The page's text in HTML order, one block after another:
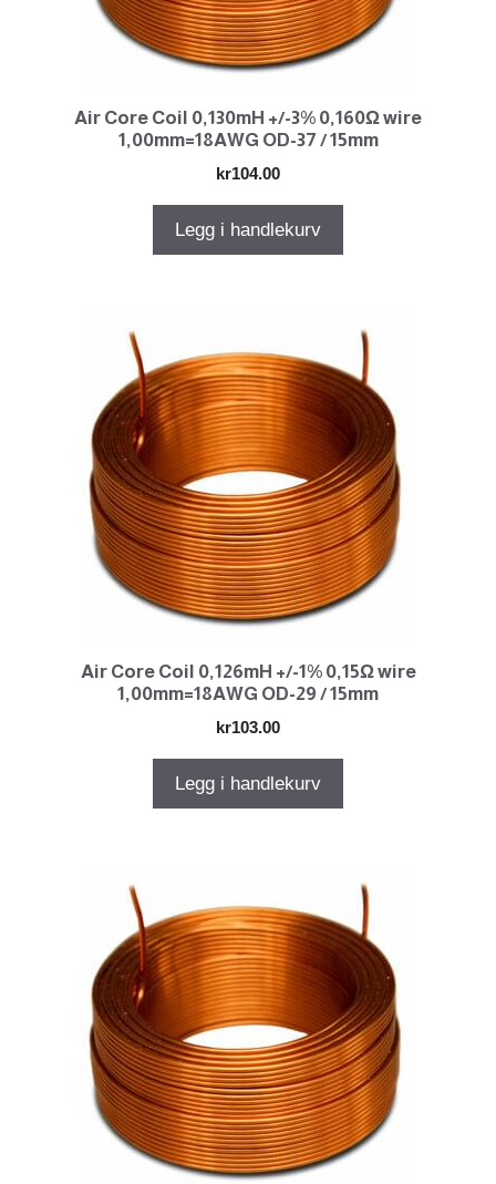
Air Core Coil 0,130mH +/-3% 0,160Ω wire
1,00mm=18AWG OD-37 / 15mm
kr104.00
Legg i handlekurv
Air Core Coil 0,126mH +/-1% 0,15Ω wire
1,00mm=18AWG OD-29 / 15mm
kr103.00
Legg i handlekurv